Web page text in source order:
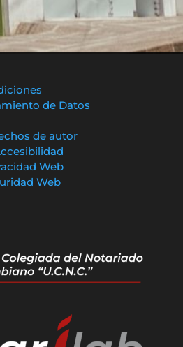
de Datos
de autor
Web
Web